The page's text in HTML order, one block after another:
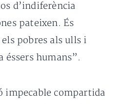
d’indiferència
pateixen. És
pobres als ulls i
humans”.
impecable compartida